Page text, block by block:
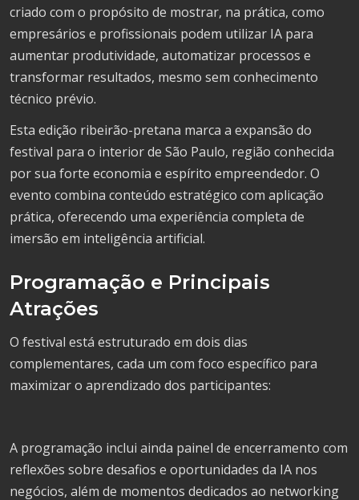
criado com o propósito de mostrar, na prática, como
empresários e profissionais podem utilizar IA para
aumentar produtividade, automatizar processos e
transformar resultados, mesmo sem conhecimento
técnico prévio.
Esta edição ribeirão-pretana marca a expansão do
festival para o interior de São Paulo, região conhecida
por sua forte economia e espírito empreendedor. O
evento combina conteúdo estratégico com aplicação
prática, oferecendo uma experiência completa de
imersão em inteligência artificial.
Programação e Principais
Atrações
O festival está estruturado em dois dias
complementares, cada um com foco específico para
maximizar o aprendizado dos participantes:
A programação inclui ainda painel de encerramento com
reflexões sobre desafios e oportunidades da IA nos
negócios, além de momentos dedicados ao networking